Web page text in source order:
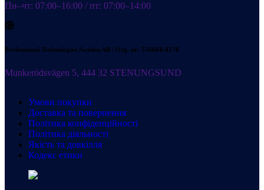
Пн–чт: 07:00–16:00 / пт: 07:00–14:00
Professional Technologies Sweden AB / Org. nr: 556684-8270
Munkerödsvägen 5, 444 32 STENUNGSUND
Умови покупки
Доставка та повернення
Політика конфіденційності
Політика діяльності
Якість та довкілля
Кодекс етики